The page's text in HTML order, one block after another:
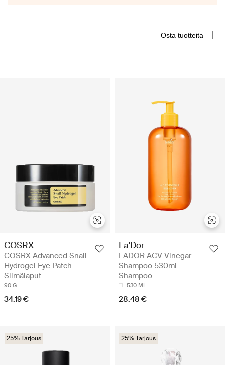
COSRX
COSRX Advanced Snail
Hydrogel Eye Patch -
Silmälaput
90 G
34.19 €
La'Dor
LADOR ACV Vinegar
Shampoo 530ml -
Shampoo
530 ML
28.48 €
25% Tarjous 25% Tarjous
Osta tuotteita